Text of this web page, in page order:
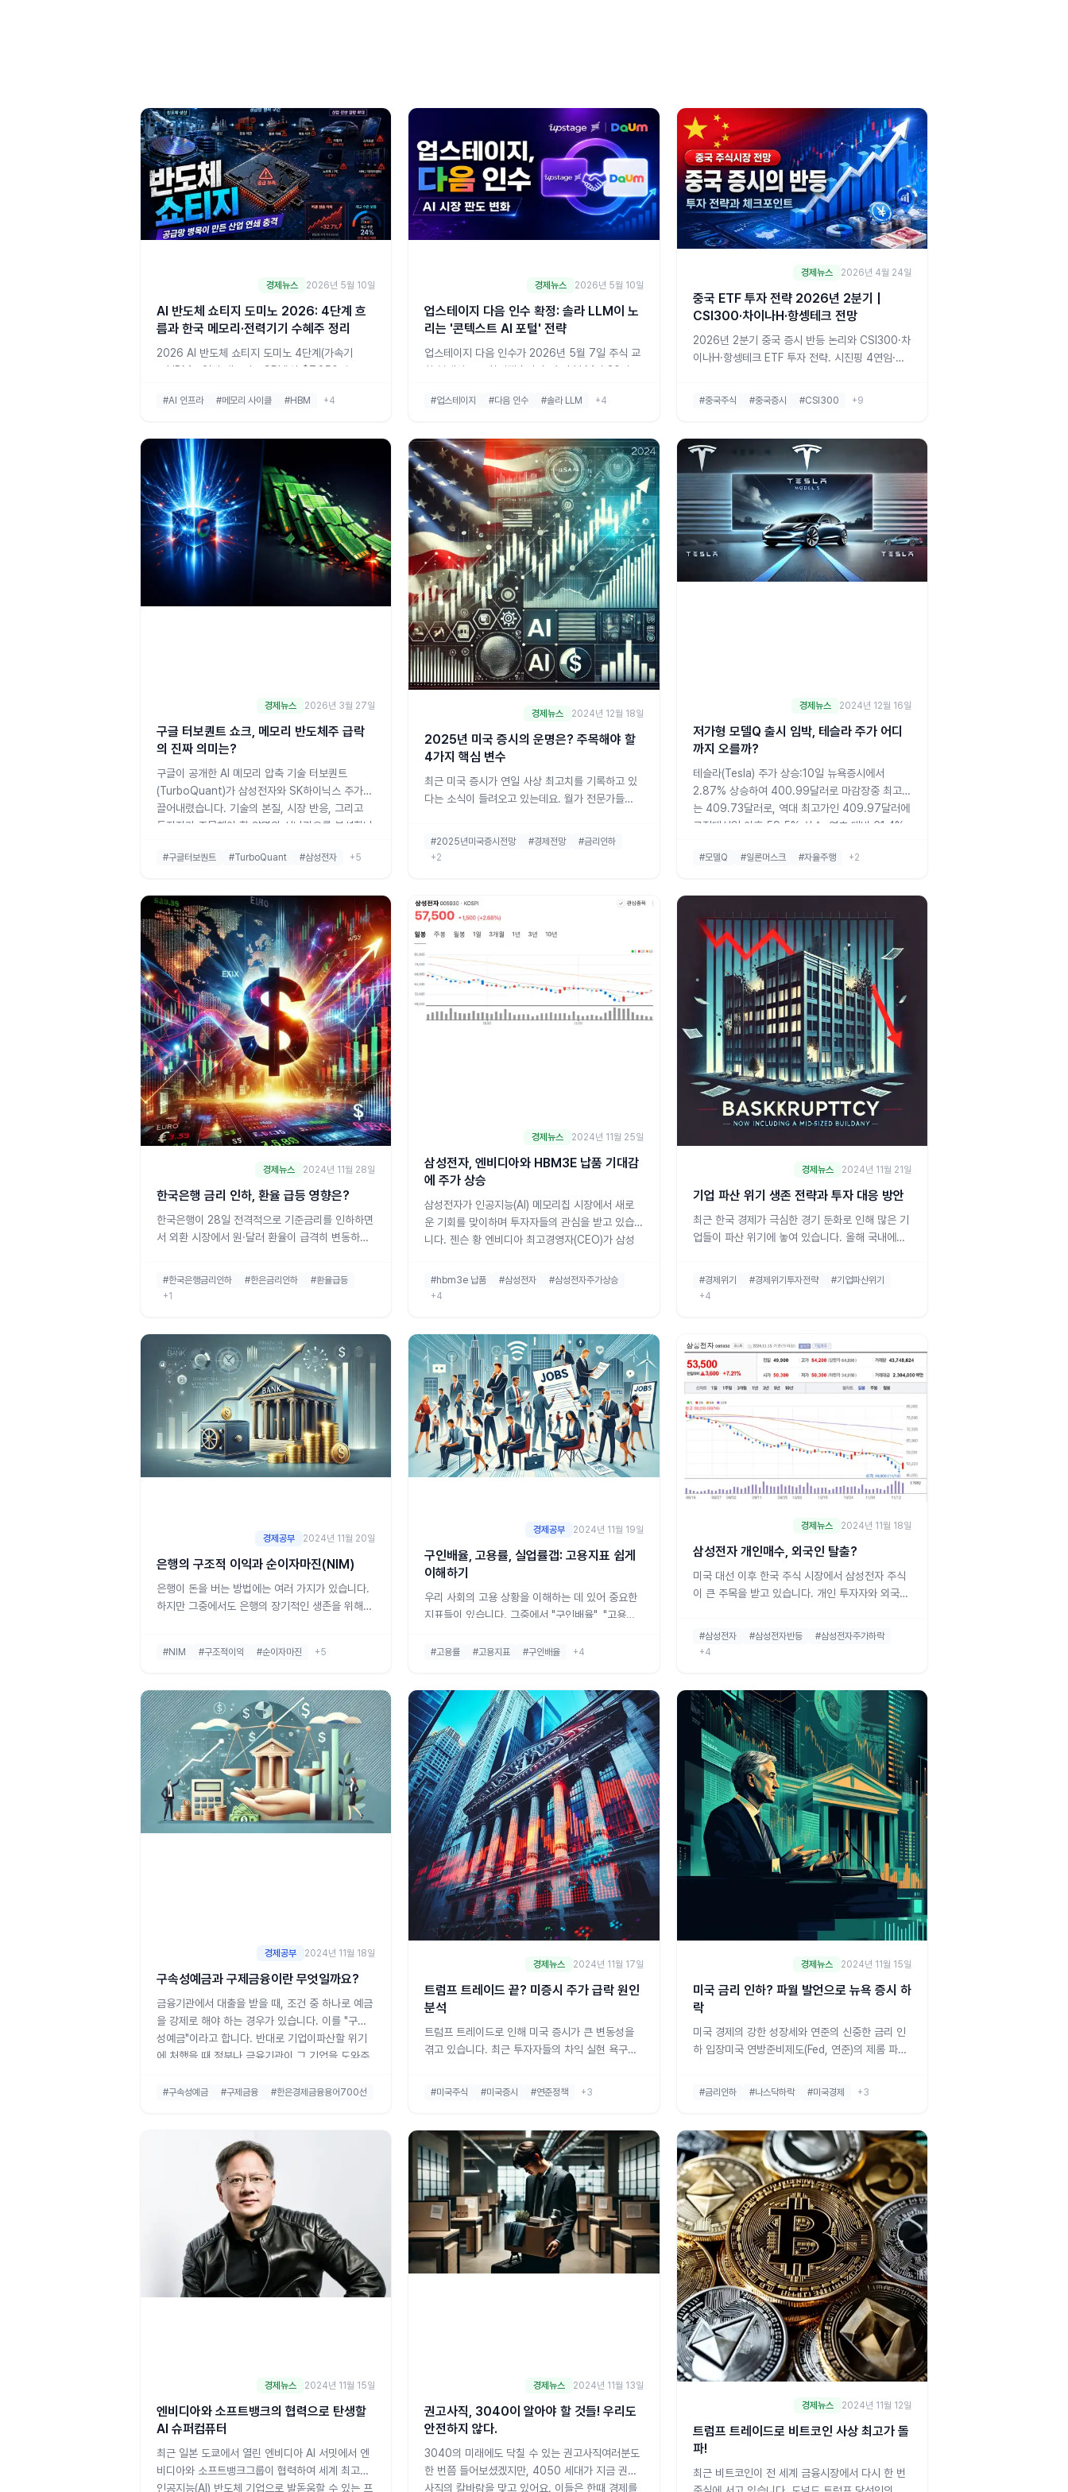
경제뉴스 2026년 5월 10일
AI 반도체 쇼티지 도미노 2026: 4단계 흐
름과 한국 메모리·전력기기 수혜주 정리
2026 AI 반도체 쇼티지 도미노 4단계(가속기
→HBM→일반 메모리→CPU)와 $7,250억
시그널 8개, HD현대일렉트릭·KODEX AI전력핵심
#AI 인프라 #메모리 사이클 #HBM +4
경제뉴스 2026년 5월 10일
업스테이지 다음 인수 확정: 솔라 LLM이 노
리는 '콘텍스트 AI 포털' 전략
업스테이지 다음 인수가 2026년 5월 7일 주식 교
환 본계약으로 확정됐습니다. 솔라 LLM과 30년 누
독자 AI 파운데이션 모델 연계, 그리고 공정위 심사
#업스테이지 #다음 인수 #솔라 LLM +4
경제뉴스 2026년 4월 24일
중국 ETF 투자 전략 2026년 2분기 |
CSI300·차이나H·항셍테크 전망
2026년 2분기 중국 증시 반등 논리와 CSI300·차
이나H·항셍테크 ETF 투자 전략. 시진핑 4연임·미
리포트로 총정리.
#중국주식 #중국증시 #CSI300 +9
경제뉴스 2026년 3월 27일
구글 터보퀀트 쇼크, 메모리 반도체주 급락
의 진짜 의미는?
구글이 공개한 AI 메모리 압축 기술 터보퀀트
(TurboQuant)가 삼성전자와 SK하이닉스 주가를
끌어내렸습니다. 기술의 본질, 시장 반응, 그리고
투자자가 주목해야 할 양면의 시나리오를 분석합니
#구글터보퀀트 #TurboQuant #삼성전자 +5
경제뉴스 2024년 12월 18일
2025년 미국 증시의 운명은? 주목해야 할
4가지 핵심 변수
최근 미국 증시가 연일 사상 최고치를 기록하고 있
다는 소식이 들려오고 있는데요. 월가 전문가들
AI(인공지능), 경제 성장률입니다. 오늘은 이 네 가
데이비스
#2025년미국증시전망 #경제전망
#금리인하
+2
경제뉴스 2024년 12월 16일
저가형 모델Q 출시 임박, 테슬라 주가 어디
까지 오를까?
테슬라(Tesla) 주가 상승:10일 뉴욕증시에서
2.87% 상승하여 400.99달러로 마감장중 최고가
는 409.73달러로, 역대 최고가인 409.97달러에
근접대선일 이후 59.5% 상승, 연초 대비 61.4%
러에서 400달러로 상향 조정테슬라를 자동차 부문
#모델Q #일론머스크 #자율주행 +2
경제뉴스 2024년 11월 28일
한국은행 금리 인하, 환율 급등 영향은?
한국은행이 28일 전격적으로 기준금리를 인하하면
서 외환 시장에서 원·달러 환율이 급격히 변동하고
발표 직후, 원·달러 환율은 1390원대 초반에서
#한국은행금리인하 #한은금리인하
#환율급등
+1
경제뉴스 2024년 11월 25일
삼성전자, 엔비디아와 HBM3E 납품 기대감
에 주가 상승
삼성전자가 인공지능(AI) 메모리칩 시장에서 새로
운 기회를 맞이하며 투자자들의 관심을 받고 있습
니다. 젠슨 황 엔비디아 최고경영자(CEO)가 삼성
품의 납품 승인을 서두르고 있다는 소식이 전해지
면서 주가는 상승세를 보이고 있습니다.25일 오전,
#hbm3e 납품 #삼성전자
#삼성전자주가상승
+4
경제뉴스 2024년 11월 21일
기업 파산 위기 생존 전략과 투자 대응 방안
최근 한국 경제가 극심한 경기 둔화로 인해 많은 기
업들이 파산 위기에 놓여 있습니다. 올해 국내에서
받고 있습니다. 코로나19 팬데믹 이후 회복하던 경
분투하고 있
#경제위기 #경제위기투자전략
#기업파산위기
+4
경제공부 2024년 11월 20일
은행의 구조적 이익과 순이자마진(NIM)
은행이 돈을 버는 방법에는 여러 가지가 있습니다.
하지만 그중에서도 은행의 장기적인 생존을 위해서
'순이자마진(NIM)'이라는 개념을 알아볼 필요가 있
안정적으로 벌어들이는 수익을 의미합니다. 쉽게
말해, 매달
#NIM #구조적이익 #순이자마진 +5
경제공부 2024년 11월 19일
구인배율, 고용률, 실업률갭: 고용지표 쉽게
이해하기
우리 사회의 고용 상황을 이해하는 데 있어 중요한
지표들이 있습니다. 그중에서 "구인배율", "고용률",
황을 파악하는 데 많은 도움이 됩니다. 이 포스팅에
인배율: 일자리와 취업 희망자의 비율구인배율은
일자리
#고용률 #고용지표 #구인배율 +4
경제뉴스 2024년 11월 18일
삼성전자 개인매수, 외국인 탈출?
미국 대선 이후 한국 주식 시장에서 삼성전자 주식
이 큰 주목을 받고 있습니다. 개인 투자자와 외국인
동향을 간결하게 정리합니다.1. 삼성전자, 개인 투
3347억
#삼성전자 #삼성전자반등
#삼성전자주가하락
+4
경제공부 2024년 11월 18일
구속성예금과 구제금융이란 무엇일까요?
금융기관에서 대출을 받을 때, 조건 중 하나로 예금
을 강제로 해야 하는 경우가 있습니다. 이를 "구속
성예금"이라고 합니다. 반대로 기업이파산할 위기
에 처했을 때 정부나 금융기관이 그 기업을 도와주
용어를 하나씩 쉽게 풀어 설명해보겠습니다. 1. 구
#구속성예금 #구제금융 #한은경제금융용어700선
경제뉴스 2024년 11월 17일
트럼프 트레이드 끝? 미증시 주가 급락 원인
분석
트럼프 트레이드로 인해 미국 증시가 큰 변동성을
겪고 있습니다. 최근 투자자들의 차익 실현 욕구와
비와 인플레이션 우려가 증시 하락의 주요 요인으
다.트럼프 트레이드와 연준 정책 불확실성이 시장
에 미치는 영향최근 미국
#미국주식 #미국증시 #연준정책 +3
경제뉴스 2024년 11월 15일
미국 금리 인하? 파월 발언으로 뉴욕 증시 하
락
미국 경제의 강한 성장세와 연준의 신중한 금리 인
하 입장미국 연방준비제도(Fed, 연준)의 제롬 파월
국 경제가 기준금리 인하를 서두를 필요가 없다"고
를 제공하고 있다고 강조했습니다. 이 발언은 현재
시장의 관
#금리인하 #나스닥하락 #미국경제 +3
경제뉴스 2024년 11월 15일
엔비디아와 소프트뱅크의 협력으로 탄생할
AI 슈퍼컴퓨터
최근 일본 도쿄에서 열린 엔비디아 AI 서밋에서 엔
비디아와 소프트뱅크그룹이 협력하여 세계 최고의
인공지능(AI) 반도체 기업으로 발돋움할 수 있는 프
경제뉴스 2024년 11월 13일
권고사직, 3040이 알아야 할 것들! 우리도
안전하지 않다.
3040의 미래에도 닥칠 수 있는 권고사직여러분도
한 번쯤 들어보셨겠지만, 4050 세대가 지금 권고
사직의 칼바람을 맞고 있어요. 이들은 한때 경제를
경제뉴스 2024년 11월 12일
트럼프 트레이드로 비트코인 사상 최고가 돌
파!
최근 비트코인이 전 세계 금융시장에서 다시 한 번